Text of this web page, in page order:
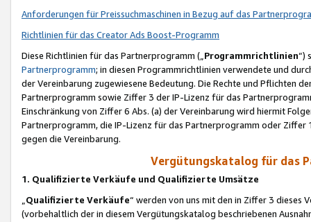
Anforderungen für Preissuchmaschinen in Bezug auf das
Richtlinien für das Creator Ads Boost-Programm
Diese Richtlinien für das Partnerprogramm („Programmrichtlinien“)
Partnerprogramm; in diesen Programmrichtlinien verwendete und
der Vereinbarung zugewiesene Bedeutung. Die Rechte und Pflichten
Partnerprogramm sowie Ziffer 3 der IP-Lizenz für das
Einschränkung von Ziffer 6 Abs. (a) der Vereinbarung wird hiermit
Partnerprogramm, die IP-Lizenz für das Partnerprogramm oder
gegen die Vereinbarung.
Vergütungskatalog für das
1. Qualifizierte Verkäufe und Qualifizierte Umsätze
Qualifizierte Verkäufe“ werden von uns mit den in Ziffer 3
(vorbehaltlich der in diesem Vergütungskatalog beschriebenen